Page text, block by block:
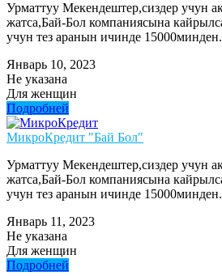
Урматтуу Мекендештер,сиздер учун
жатса,Бай-Бол компаниясына
учун тез аранын ичинде
Январь 10, 2023
Не указана
Для женщин
Подробней
МикроКредит "Бай Бол"
Урматтуу Мекендештер,сиздер учун
жатса,Бай-Бол компаниясына
учун тез аранын ичинде
Январь 11, 2023
Не указана
Для женщин
Подробней